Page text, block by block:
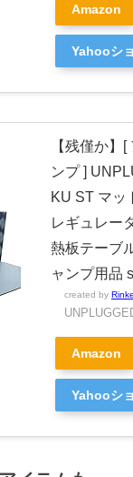
Amazon
Yahooシ
【残僅か】
ンプ ]
KU ST マッ
レギュレー
熱板テーブ
ャンプ用品
created by
Amazon
Yahooシ